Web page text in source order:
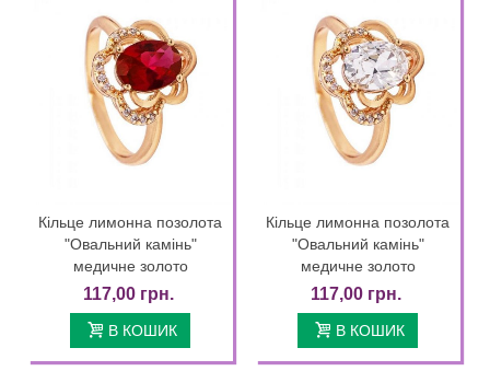
Кільце лимонна позолота
"Овальний камінь"
медичне золото
117,00 грн.
В КОШИК
Кільце лимонна позолота
"Овальний камінь"
медичне золото
117,00 грн.
В КОШИК